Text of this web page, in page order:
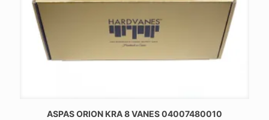
ASPAS ORION KRA 8 VANES 04007480010